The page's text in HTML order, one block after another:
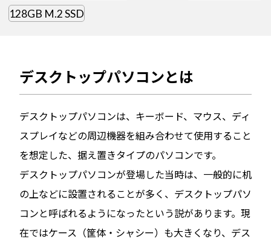
128GB M.2 SSD
デスクトップパソコンとは
デスクトップパソコンは、キーボード、マウス、ディ
スプレイなどの周辺機器を組み合わせて使用すること
を想定した、据え置きタイプのパソコンです。
デスクトップパソコンが登場した当時は、一般的に机
の上などに設置されることが多く、デスクトップパソ
コンと呼ばれるようになったという説があります。現
在ではケース（筐体・シャシー）も大きくなり、デス